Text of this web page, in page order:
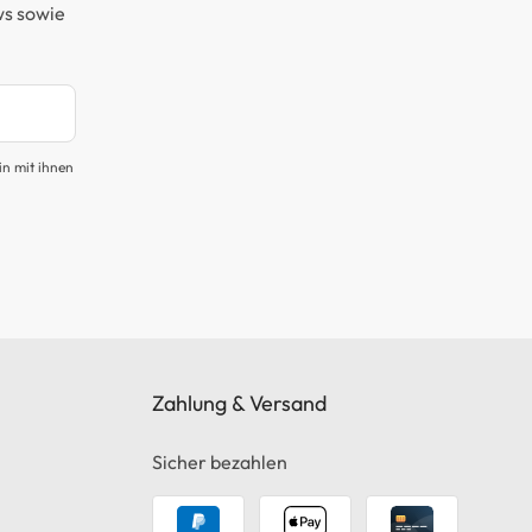
sowie
mit ihnen
Zahlung & Versand
Sicher bezahlen